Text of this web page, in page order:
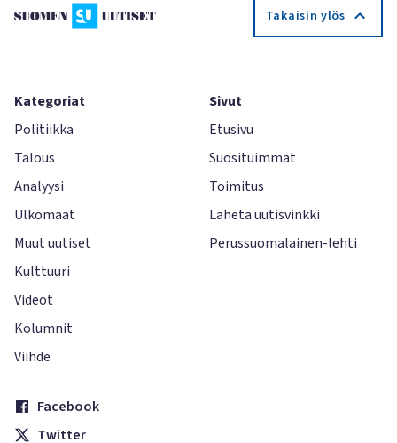
Takaisin ylös
Kategoriat
Politiikka
Talous
Analyysi
Ulkomaat
Muut uutiset
Kulttuuri
Videot
Kolumnit
Viihde
Sivut
Etusivu
Suosituimmat
Toimitus
Lähetä uutisvinkki
Perussuomalainen-lehti
Facebook
Twitter